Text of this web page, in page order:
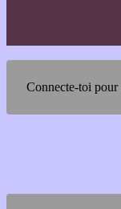
Connecte-toi